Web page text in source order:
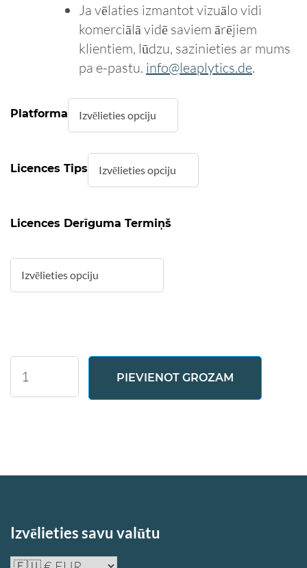
Ja vēlaties izmantot vizuālo vidi
komerciālā vidē saviem ārējiem
klientiem, lūdzu, sazinieties ar mums
pa e-pastu. info@leaplytics.de.
Platforma
Licences Tips
Licences Derīguma Termiņš
Viewer
daudzums
PIEVIENOT GROZAM
Izvēlieties savu valūtu